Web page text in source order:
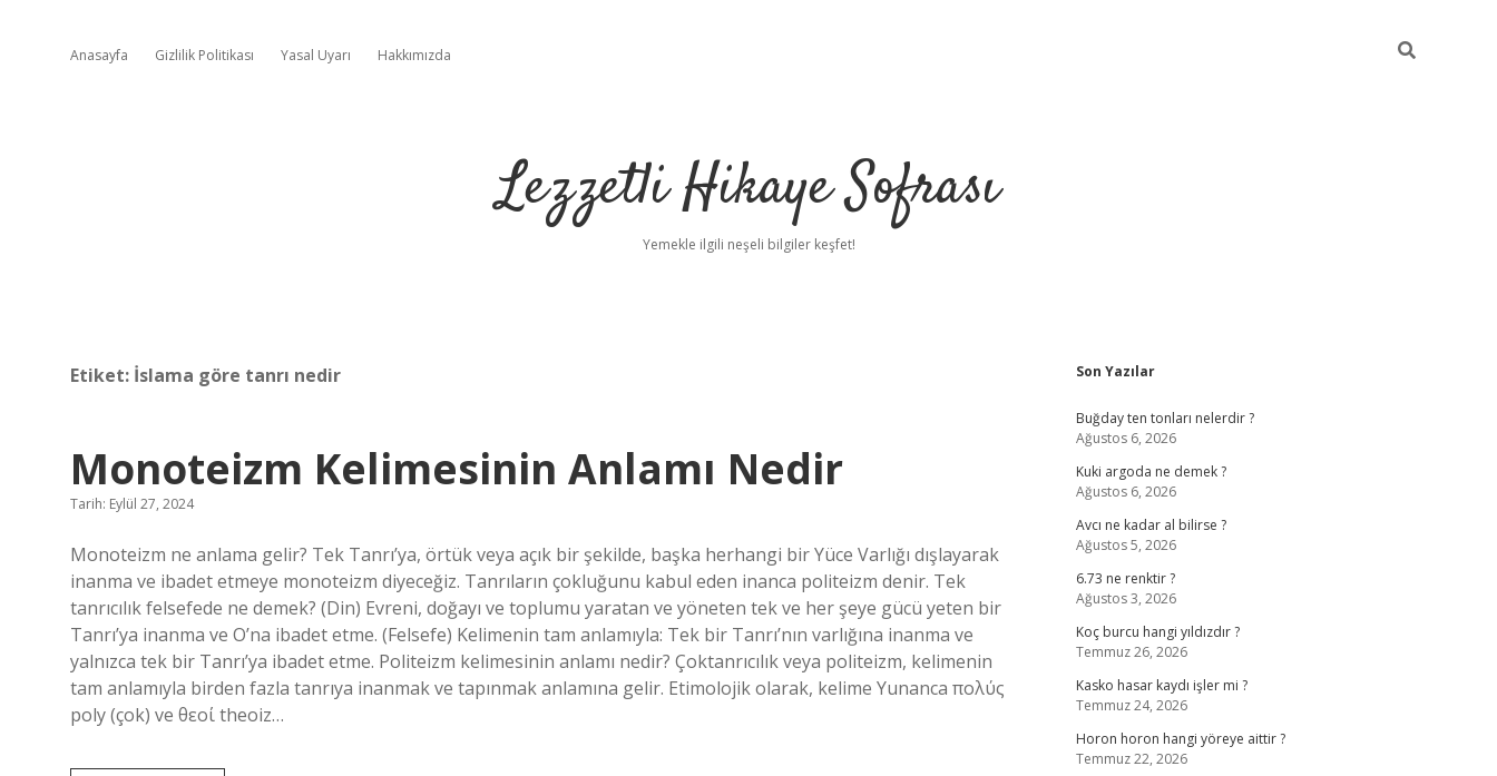
Anasayfa Gizlilik Politikası Yasal Uyarı Hakkımızda
Lezzetli Hikaye Sofrası
Yemekle ilgili neşeli bilgiler keşfet!
Etiket: İslama göre tanrı nedir
Monoteizm Kelimesinin Anlamı Nedir
Tarih: Eylül 27, 2024
Monoteizm ne anlama gelir? Tek Tanrı’ya, örtük veya açık bir şekilde, başka herhangi bir Yüce Varlığı dışlayarak
inanma ve ibadet etmeye monoteizm diyeceğiz. Tanrıların çokluğunu kabul eden inanca politeizm denir. Tek
tanrıcılık felsefede ne demek? (Din) Evreni, doğayı ve toplumu yaratan ve yöneten tek ve her şeye gücü yeten bir
Tanrı’ya inanma ve O’na ibadet etme. (Felsefe) Kelimenin tam anlamıyla: Tek bir Tanrı’nın varlığına inanma ve
yalnızca tek bir Tanrı’ya ibadet etme. Politeizm kelimesinin anlamı nedir? Çoktanrıcılık veya politeizm, kelimenin
tam anlamıyla birden fazla tanrıya inanmak ve tapınmak anlamına gelir. Etimolojik olarak, kelime Yunanca πολύς
poly (çok) ve θεοί theoiz…
Sidebar
Son Yazılar
Buğday ten tonları nelerdir ?
Ağustos 6, 2026
Kuki argoda ne demek ?
Ağustos 6, 2026
Avcı ne kadar al bilirse ?
Ağustos 5, 2026
6.73 ne renktir ?
Ağustos 3, 2026
Koç burcu hangi yıldızdır ?
Temmuz 26, 2026
Kasko hasar kaydı işler mi ?
Temmuz 24, 2026
Horon horon hangi yöreye aittir ?
Temmuz 22, 2026